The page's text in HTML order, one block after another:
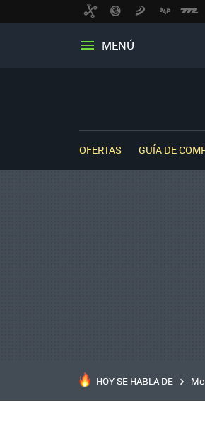
MENÚ
OFERTAS GUÍA DE
HOY SE HABLA DE